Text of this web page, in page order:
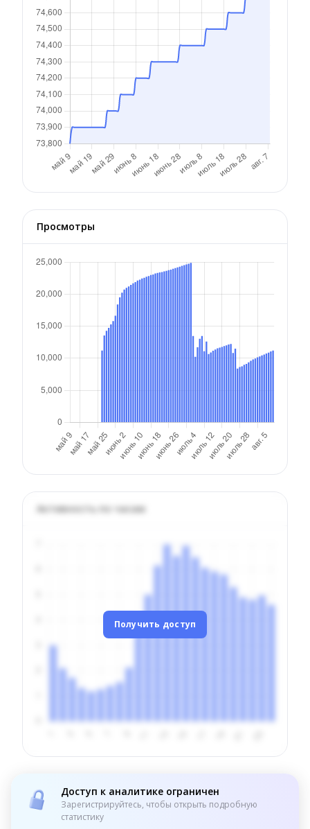
Просмотры
Активность по часам
Получить доступ
Доступ к аналитике ограничен
Зарегистрируйтесь, чтобы открыть подробную
статистику